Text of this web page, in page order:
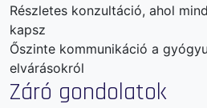
Részletes konzultáció, ahol
kapsz
Őszinte kommunikáció a
elvárásokról
Záró gondolatok